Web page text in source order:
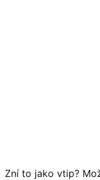
Zní to jako vtip?